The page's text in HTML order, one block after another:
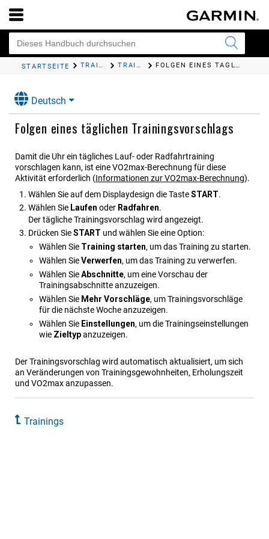
STARTSEITE TRAINING TRAININGS FOLGEN EINES TÄGLICHEN TRAININGSVORSCHLAGS
Deutsch
Folgen eines täglichen Trainingsvorschlags
Damit die Uhr ein tägliches Lauf- oder Radfahrtraining
vorschlagen kann, ist eine VO2max-Berechnung für diese
Aktivität erforderlich (Informationen zur VO2max-Berechnung).
Wählen Sie auf dem Displaydesign die TasteSTART.
Wählen Sie Laufen oder Radfahren.
Der tägliche Trainingsvorschlag wird angezeigt.
Drücken SieSTART und wählen Sie eine Option:
Wählen Sie Training starten, um das Training zu starten.
Wählen SieVerwerfen, um das Training zu verwerfen.
Wählen SieAbschnitte, um eine Vorschau der
Trainingsabschnitte anzuzeigen.
Wählen Sie Mehr Vorschläge, um Trainingsvorschläge
für die nächste Woche anzuzeigen.
Wählen Sie Ein​stel​lungen, um die Trainingseinstellungen
wie Zieltypanzuzeigen.
Der Trainingsvorschlag wird automatisch aktualisiert, um sich
an Veränderungen von Trainingsgewohnheiten, Erholungszeit
und VO2max anzupassen.
Trainings